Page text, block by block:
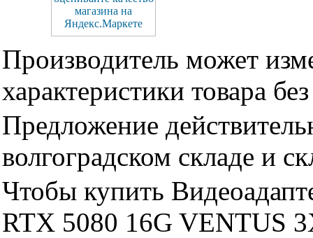
Производитель может
характеристики товара
Предложение
волгоградском складе и
Чтобы купить
RTX 5080 16G VENTUS